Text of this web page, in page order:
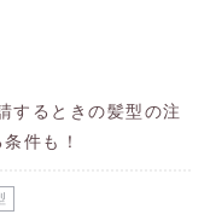
するときの髪型の注
件も！